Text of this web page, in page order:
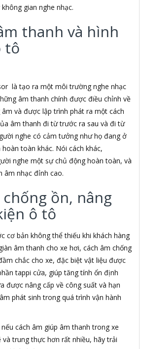
gian nghe nhạc.
thanh và hình
tô
là tạo ra một môi trường nghe nhạc
âm thanh chính được điều chỉnh về
và được lập trình phát ra một cách
âm thanh đi từ trước ra sau và đi từ
nghe có cảm tưởng như họ đang ở
toàn khác. Nói cách khác,
nghe một sự chủ động hoàn toàn, và
âm nhạc đỉnh cao.
chống ồn, nâng
ô tô
cơ bản không thể thiếu khi khách hàng
âm thanh cho xe hơi, cách âm chống
chắc cho xe, đặc biệt vật liệu được
tappi cửa, giúp tăng tính ổn định
được nâng cấp về công suất và hạn
phát sinh trong quá trình vận hành
cách âm giúp âm thanh trong xe
trung thực hơn rất nhiều, hãy trải